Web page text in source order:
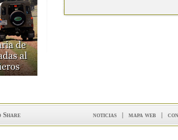
noticias | mapa web |